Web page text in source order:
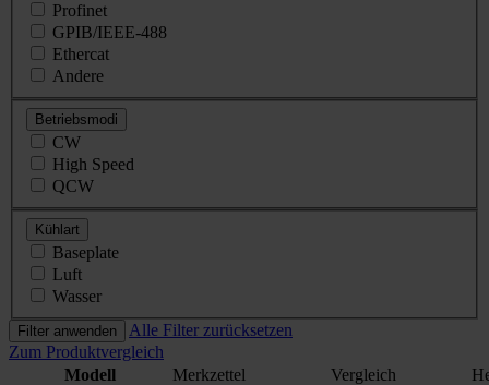
Profinet
GPIB/IEEE-488
Ethercat
Andere
Betriebsmodi
CW
High Speed
QCW
Kühlart
Baseplate
Luft
Wasser
Filter anwenden
Alle Filter zurücksetzen
Zum Produktvergleich
Modell
Merkzettel Vergleich